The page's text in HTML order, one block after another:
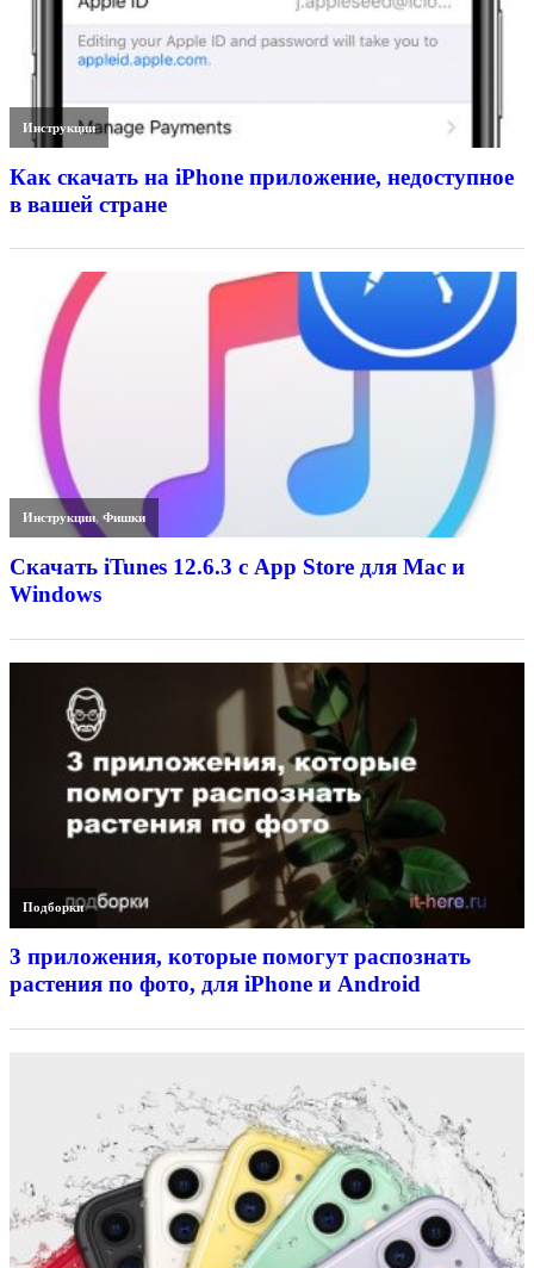
Инструкции
Как скачать на iPhone приложение, недоступное
в вашей стране
Инструкции,Фишки
Скачать iTunes 12.6.3 с App Store для Mac и
Windows
Подборки
3 приложения, которые помогут распознать
растения по фото, для iPhone и Android